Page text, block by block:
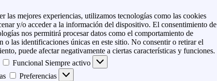
las mejores experiencias, utilizamos tecnologías como las cookies
y/o acceder a la información del dispositivo. El consentimiento de
nos permitirá procesar datos como el comportamiento de
o las identificaciones únicas en este sitio. No consentir o retirar el
puede afectar negativamente a ciertas características y funciones.
Funcional Siempre activo
Preferencias